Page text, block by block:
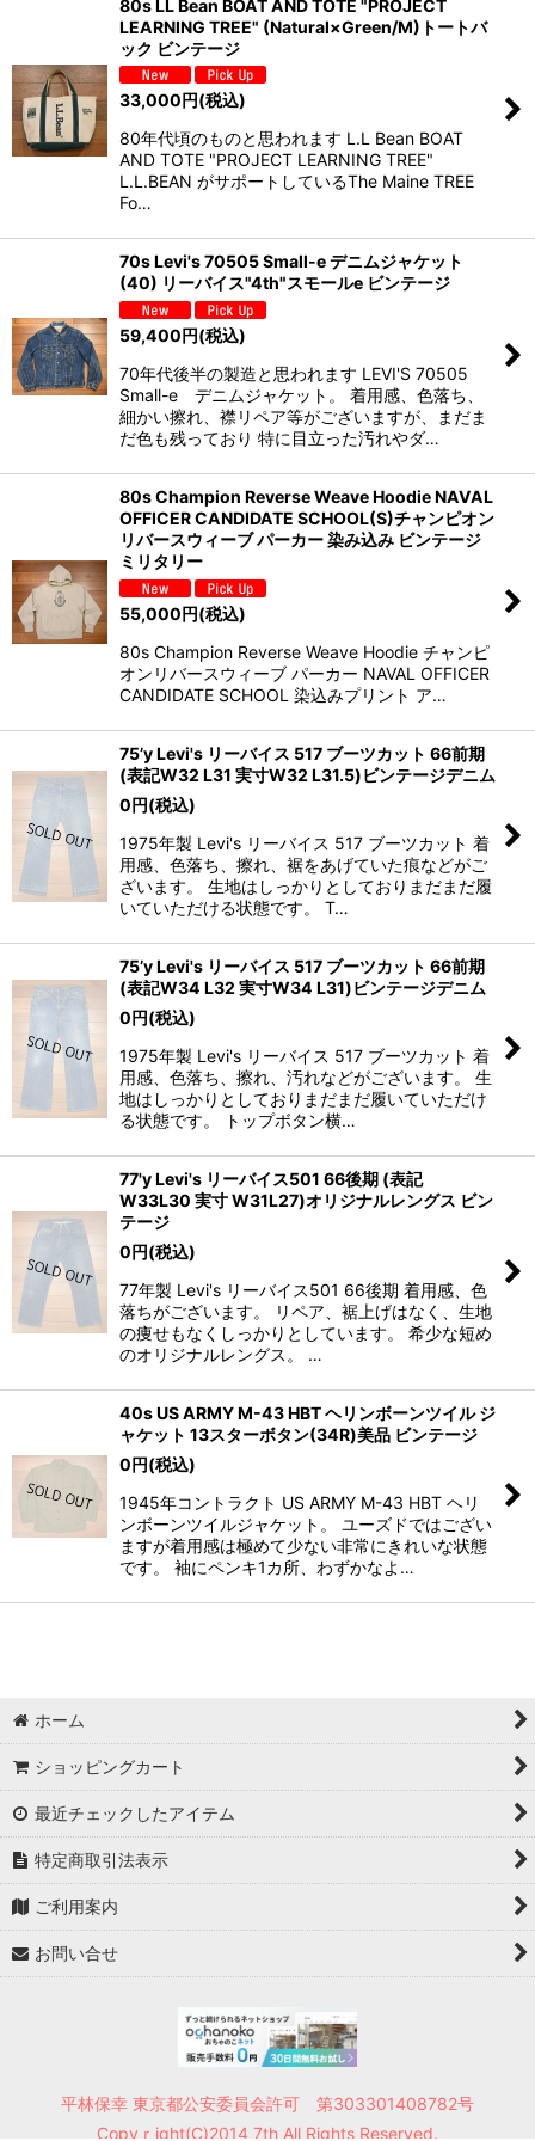
80s LL Bean BOAT AND TOTE "PROJECT
LEARNING TREE" (Natural×Green/M)トートバ
ック ビンテージ
33,000円(税込)
80年代頃のものと思われます L.L Bean BOAT
AND TOTE "PROJECT LEARNING TREE"
L.L.BEAN がサポートしているThe Maine TREE
Fo…
70s Levi's 70505 Small-e デニムジャケット
(40) リーバイス"4th"スモールe ビンテージ
59,400円(税込)
70年代後半の製造と思われます LEVI'S 70505
Small-e デニムジャケット。 着用感、色落ち、
細かい擦れ、襟リペア等がございますが、まだま
だ色も残っており 特に目立った汚れやダ…
80s Champion Reverse Weave Hoodie NAVAL
OFFICER CANDIDATE SCHOOL(S)チャンピオン
リバースウィーブ パーカー 染み込み ビンテージ
ミリタリー
55,000円(税込)
80s Champion Reverse Weave Hoodie チャンピ
オンリバースウィーブ パーカー NAVAL OFFICER
CANDIDATE SCHOOL 染込みプリント ア…
75’y Levi's リーバイス 517 ブーツカット 66前期
(表記W32 L31 実寸W32 L31.5)ビンテージデニム
0円(税込)
1975年製 Levi's リーバイス 517 ブーツカット 着
用感、色落ち、擦れ、裾をあげていた痕などがご
ざいます。 生地はしっかりとしておりまだまだ履
いていただける状態です。 T…
75’y Levi's リーバイス 517 ブーツカット 66前期
(表記W34 L32 実寸W34 L31)ビンテージデニム
0円(税込)
1975年製 Levi's リーバイス 517 ブーツカット 着
用感、色落ち、擦れ、汚れなどがございます。 生
地はしっかりとしておりまだまだ履いていただけ
る状態です。 トップボタン横…
77'y Levi's リーバイス501 66後期 (表記
W33L30 実寸 W31L27)オリジナルレングス ビン
テージ
0円(税込)
77年製 Levi's リーバイス501 66後期 着用感、色
落ちがございます。 リペア、裾上げはなく、生地
の痩せもなくしっかりとしています。 希少な短め
のオリジナルレングス。 …
40s US ARMY M-43 HBT ヘリンボーンツイル ジ
ャケット 13スターボタン(34R)美品 ビンテージ
0円(税込)
1945年コントラクト US ARMY M-43 HBT ヘリ
ンボーンツイルジャケット。 ユーズドではござい
ますが着用感は極めて少ない非常にきれいな状態
です。 袖にペンキ1カ所、わずかなよ…
ホーム
ショッピングカート
最近チェックしたアイテム
特定商取引法表示
ご利用案内
お問い合せ
平林保幸 東京都公安委員会許可 第303301408782号
Copyｒight(C)2014 7th All Rights Reserved.